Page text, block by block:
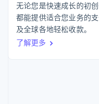
更多
Product roadmap
了解未来规划
Radar
AI 企业
创作者
游戏
酒店、
非营利
代码示
开发者
API 状态
联系
无论您是快速成长的初
都能提供适合您业务的
及全球各地轻松收款。
了解更多